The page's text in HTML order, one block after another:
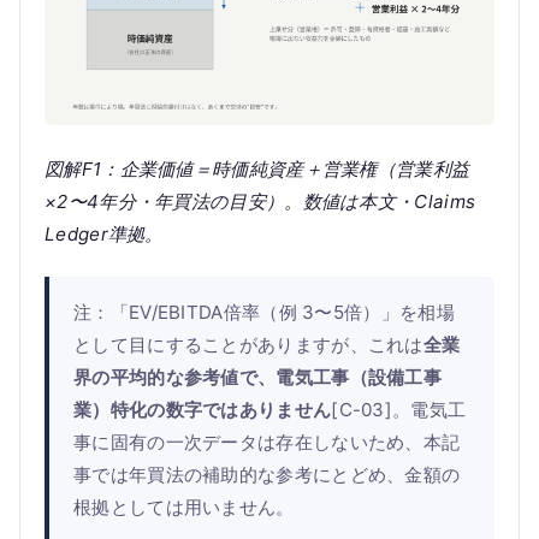
図解F1：企業価値＝時価純資産＋営業権（営業利益
×2〜4年分・年買法の目安）。数値は本文・Claims
Ledger準拠。
注：「EV/EBITDA倍率（例 3〜5倍）」を相場
として目にすることがありますが、これは全業
界の平均的な参考値で、電気工事（設備工事
業）特化の数字ではありません[C-03]。電気工
事に固有の一次データは存在しないため、本記
事では年買法の補助的な参考にとどめ、金額の
根拠としては用いません。